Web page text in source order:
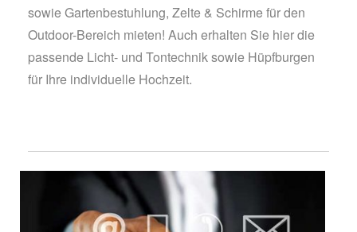
sowie Gartenbestuhlung, Zelte & Schirme für den
Outdoor-Bereich mieten! Auch erhalten Sie hier die
passende Licht- und Tontechnik sowie Hüpfburgen
für Ihre individuelle Hochzeit.